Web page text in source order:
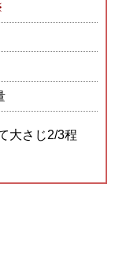
大さじ2/3程